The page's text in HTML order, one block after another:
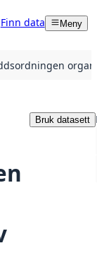
Finn data Meny
Bruk datasett